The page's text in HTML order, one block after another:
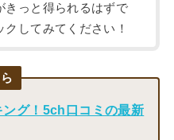
きっと得られるはずで
クしてみてください！
グ！5ch口コミの最新